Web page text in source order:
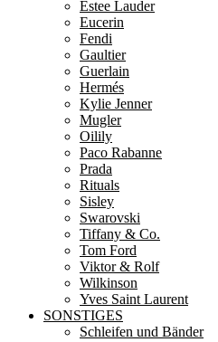
Estee Lauder
Eucerin
Fendi
Gaultier
Guerlain
Hermés
Kylie Jenner
Mugler
Oilily
Paco Rabanne
Prada
Rituals
Sisley
Swarovski
Tiffany & Co.
Tom Ford
Viktor & Rolf
Wilkinson
Yves Saint Laurent
SONSTIGES
Schleifen und Bänder